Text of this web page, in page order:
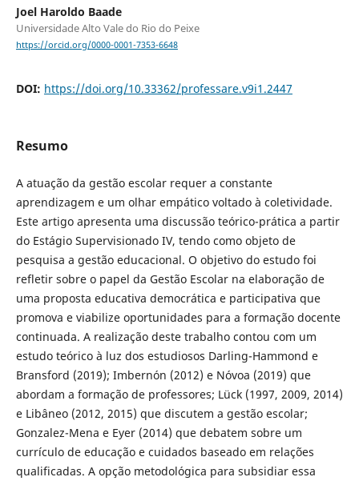
Joel Haroldo Baade
Universidade Alto Vale do Rio do Peixe
https://orcid.org/0000-0001-7353-6648
DOI: https://doi.org/10.33362/professare.v9i1.2447
Resumo
A atuação da gestão escolar requer a constante
aprendizagem e um olhar empático voltado à coletividade.
Este artigo apresenta uma discussão teórico-prática a partir
do Estágio Supervisionado IV, tendo como objeto de
pesquisa a gestão educacional. O objetivo do estudo foi
refletir sobre o papel da Gestão Escolar na elaboração de
uma proposta educativa democrática e participativa que
promova e viabilize oportunidades para a formação docente
continuada. A realização deste trabalho contou com um
estudo teórico à luz dos estudiosos Darling-Hammond e
Bransford (2019); Imbernón (2012) e Nóvoa (2019) que
abordam a formação de professores; Lück (1997, 2009, 2014)
e Libâneo (2012, 2015) que discutem a gestão escolar;
Gonzalez-Mena e Eyer (2014) que debatem sobre um
currículo de educação e cuidados baseado em relações
qualificadas. A opção metodológica para subsidiar essa